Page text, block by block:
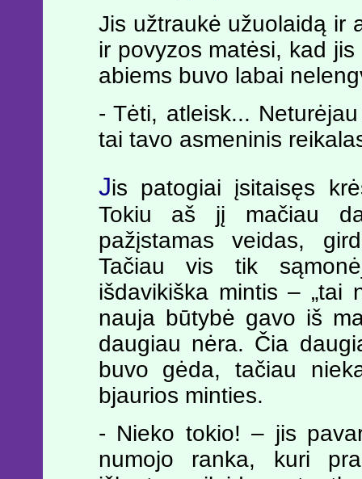
Jis užtraukė užuolaidą ir
ir povyzos matėsi, kad
abiems buvo labai
- Tėti, atleisk...
tai tavo asmeninis
Jis patogiai įsitaisęs
Tokiu aš jį mačiau
pažįstamas veidas,
Tačiau vis tik
išdavikiška mintis – „tai
nauja būtybė gavo iš
daugiau nėra. Čia
buvo gėda, tačiau
bjaurios minties.
- Nieko tokio! – jis
numojo ranka, kuri